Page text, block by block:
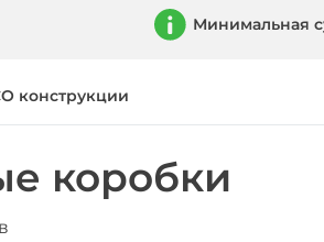
Минимальная
конструкции
коробки